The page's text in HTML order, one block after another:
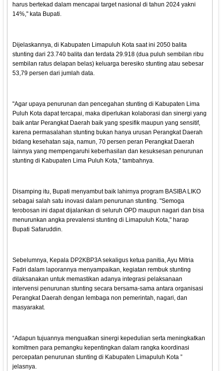
harus bertekad dalam mencapai target nasional di tahun 2024 yakni
14%," kata Bupati.
Dijelaskannya, di Kabupaten Limapuluh Kota saat ini 2050 balita
stunting dari 23.740 balita dan terdata 29.918 (dua puluh sembilan ribu
sembilan ratus delapan belas) keluarga beresiko stunting atau sebesar
53,79 persen dari jumlah data.
"Agar upaya penurunan dan pencegahan stunting di Kabupaten Lima
Puluh Kota dapat tercapai, maka diperlukan kolaborasi dan sinergi yang
baik antar Perangkat Daerah baik yang spesifik maupun yang sensitif,
karena permasalahan stunting bukan hanya urusan Perangkat Daerah
bidang kesehatan saja, namun, 70 persen peran Perangkat Daerah
lainnya yang mempengaruhi keberhasilan dan kesuksesan penurunan
stunting di Kabupaten Lima Puluh Kota," tambahnya.
Disamping itu, Bupati menyambut baik lahirnya program BASIBA LIKO
sebagai salah satu inovasi dalam penurunan stunting. "Semoga
terobosan ini dapat dijalankan di seluruh OPD maupun nagari dan bisa
menurunkan angka prevalensi stunting di Limapuluh Kota," harap
Bupati Safaruddin.
Sebelumnya, Kepala DP2KBP3A sekaligus ketua panitia, Ayu Mitria
Fadri dalam laporannya menyampaikan, kegiatan rembuk stunting
dilaksanakan untuk memastikan adanya integrasi pelaksanaan
intervensi penurunan stunting secara bersama-sama antara organisasi
Perangkat Daerah dengan lembaga non pemerintah, nagari, dan
masyarakat.
“Adapun tujuannya menguatkan sinergi kepedulian serta meningkatkan
komitmen para pemangku kepentingkan dalam rangka koordinasi
percepatan penurunan stunting di Kabupaten Limapuluh Kota ”
jelasnya.